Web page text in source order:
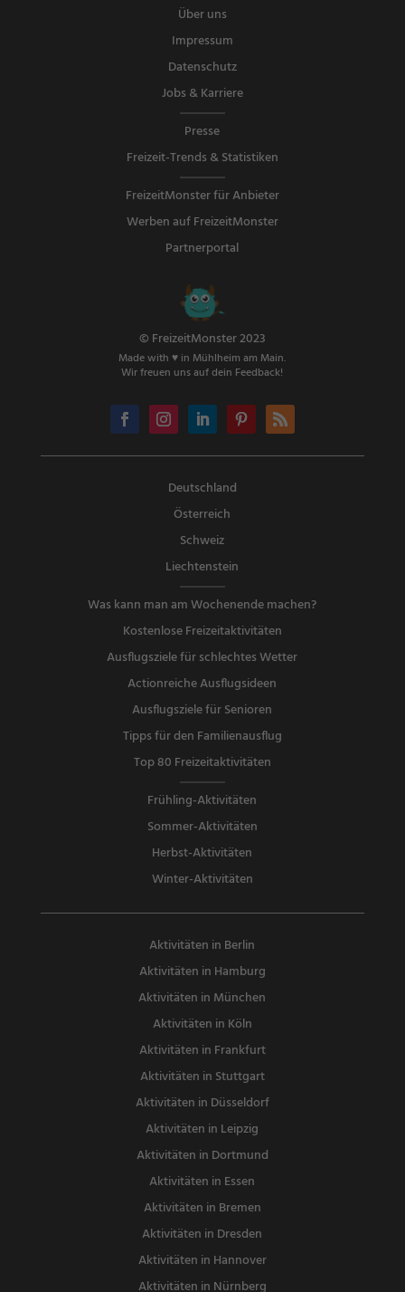
Über uns
Impressum
Datenschutz
Jobs & Karriere
Presse
Freizeit-Trends & Statistiken
FreizeitMonster für Anbieter
Werben auf FreizeitMonster
Partnerportal
© FreizeitMonster 2023
Made with ♥ in Mühlheim am Main.
Wir freuen uns auf dein Feedback!
Deutschland
Österreich
Schweiz
Liechtenstein
Was kann man am Wochenende machen?
Kostenlose Freizeitaktivitäten
Ausflugsziele für schlechtes Wetter
Actionreiche Ausflugsideen
Ausflugsziele für Senioren
Tipps für den Familienausflug
Top 80 Freizeitaktivitäten
Frühling-Aktivitäten
Sommer-Aktivitäten
Herbst-Aktivitäten
Winter-Aktivitäten
Aktivitäten in Berlin
Aktivitäten in Hamburg
Aktivitäten in München
Aktivitäten in Köln
Aktivitäten in Frankfurt
Aktivitäten in Stuttgart
Aktivitäten in Düsseldorf
Aktivitäten in Leipzig
Aktivitäten in Dortmund
Aktivitäten in Essen
Aktivitäten in Bremen
Aktivitäten in Dresden
Aktivitäten in Hannover
Aktivitäten in Nürnberg